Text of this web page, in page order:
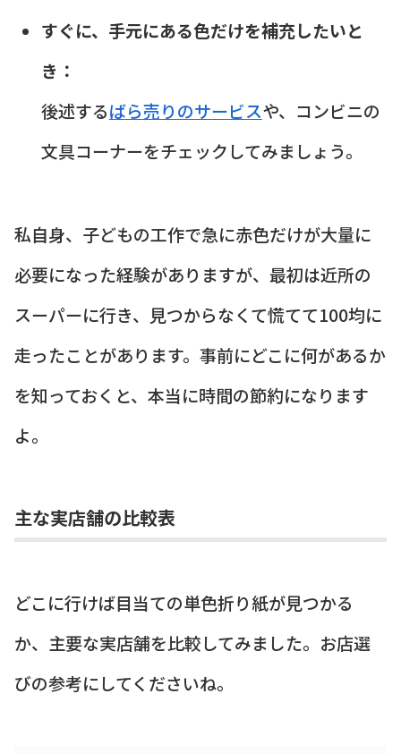
すぐに、手元にある色だけを補充したいと
き：
後述するばら売りのサービスや、コンビニの
文具コーナーをチェックしてみましょう。
私自身、子どもの工作で急に赤色だけが大量に
必要になった経験がありますが、最初は近所の
スーパーに行き、見つからなくて慌てて100均に
走ったことがあります。事前にどこに何があるか
を知っておくと、本当に時間の節約になります
よ。
主な実店舗の比較表
どこに行けば目当ての単色折り紙が見つかる
か、主要な実店舗を比較してみました。お店選
びの参考にしてくださいね。